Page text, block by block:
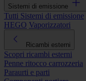
Sistemi di emissione
Tutti Sistemi di emissione
HEGO Vaporizzatori
Ricambi esterni
Scopri ricambi esterni
Penne ritocco carrozzeria
Paraurti e parti